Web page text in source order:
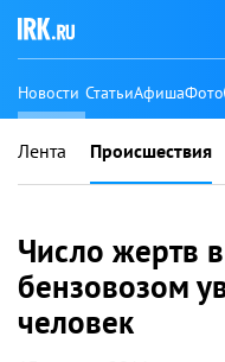
Новости СтатьиАфишаФото
Лента Происшествия
Число жертв
бензовозом
человек